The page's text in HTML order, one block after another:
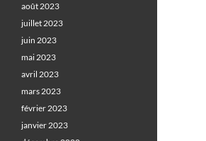
août 2023
juillet 2023
juin 2023
mai 2023
avril 2023
mars 2023
février 2023
janvier 2023